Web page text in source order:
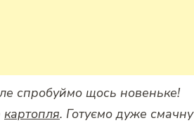
спробуймо щось новеньке!
картопля. Готуємо дуже смачну